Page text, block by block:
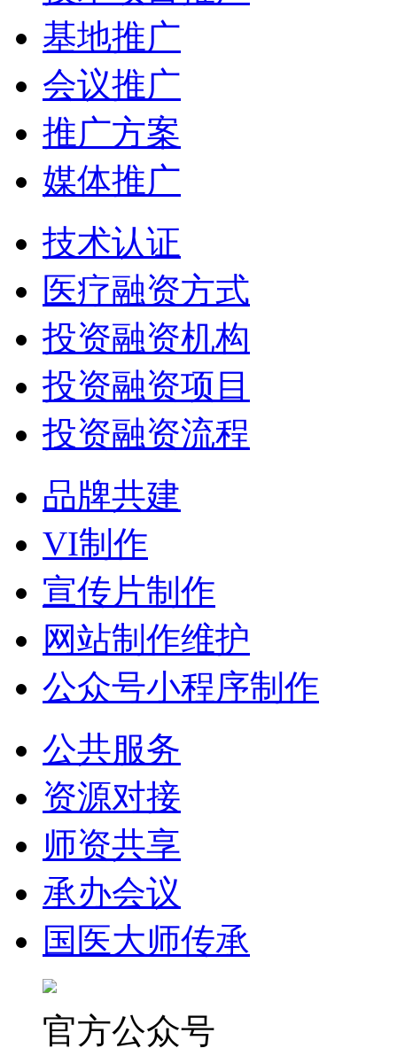
基地推广
会议推广
推广方案
媒体推广
技术认证
医疗融资方式
投资融资机构
投资融资项目
投资融资流程
品牌共建
VI制作
宣传片制作
网站制作维护
公众号小程序制作
公共服务
资源对接
师资共享
承办会议
国医大师传承
官方公众号